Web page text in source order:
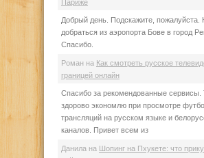
Париже
Добрый день. Подскажите, пожалуйста.
добраться из аэропорта Бове в город
Спасибо.
Роман на Как смотреть русское
границей онлайн
Спасибо за рекомендованные сервисы.
здорово экономлю при просмотре
трансляций на русском языке и
каналов. Привет всем из
Данила на Шопинг на Пхукете: что